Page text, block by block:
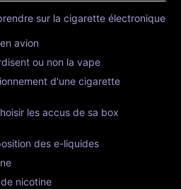
sur la cigarette électronique
avion
ou non la vape
d'une cigarette
les accus de sa box
des e-liquides
nicotine